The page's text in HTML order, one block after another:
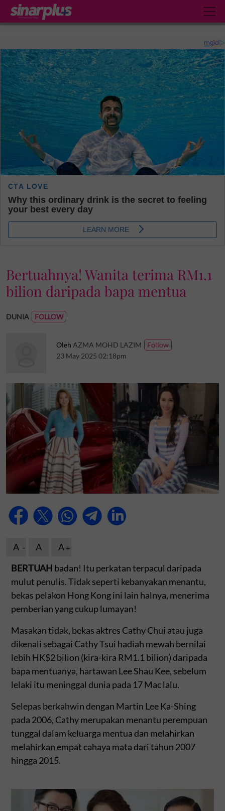
Bertuahnya! Wanita terima RM1.1
bilion daripada bapa mentua
DUNIA
Oleh AZMA MOHD LAZIM
23 May 2025 02:18pm
A A
A
BERTUAH badan! Itu perkatan terpacul daripada
mulut penulis. Tidak seperti kebanyakan menantu,
bekas pelakon Hong Kong ini lain halnya, menerima
pemberian yang cukup lumayan!
Masakan tidak, bekas aktres Cathy Chui atau juga
dikenali sebagai Cathy Tsui hadiah mewah bernilai
lebih HK$2 bilion (kira-kira RM1.1 bilion) daripada
bapa mentuanya, hartawan Lee Shau Kee, sebelum
lelaki itu meninggal dunia pada 17 Mac lalu.
Selepas berkahwin dengan Martin Lee Ka-Shing
pada 2006, Cathy merupakan menantu perempuan
tunggal dalam keluarga mentua dan melahirkan
melahirkan empat cahaya mata dari tahun 2007
hingga 2015.